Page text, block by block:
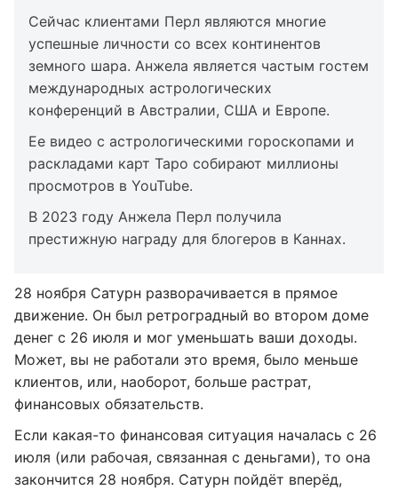
Сейчас клиентами Перл являются многие
успешные личности со всех континентов
земного шара. Анжела является частым гостем
международных астрологических
конференций в Австралии, США и Европе.
Ее видео с астрологическими гороскопами и
раскладами карт Таро собирают миллионы
просмотров в YouTube.
В 2023 году Анжела Перл получила
престижную награду для блогеров в Каннах.
28 ноября Сатурн разворачивается в прямое
движение. Он был ретроградный во втором доме
денег с 26 июля и мог уменьшать ваши доходы.
Может, вы не работали это время, было меньше
клиентов, или, наоборот, больше растрат,
финансовых обязательств.
Если какая-то финансовая ситуация началась с 26
июля (или рабочая, связанная с деньгами), то она
закончится 28 ноября. Сатурн пойдёт вперёд,